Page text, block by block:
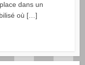
dans un
où […]